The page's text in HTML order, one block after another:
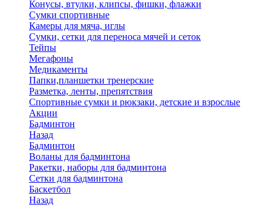
Конусы, втулки, клипсы, фишки, флажки
Сумки спортивные
Камеры для мяча, иглы
Сумки, сетки для переноса мячей и сеток
Тейпы
Мегафоны
Медикаменты
Папки,планшетки тренерские
Разметка, ленты, препятствия
Спортивные сумки и рюкзаки, детские и взрослые
Акции
Бадминтон
Назад
Бадминтон
Воланы для бадминтона
Ракетки, наборы для бадминтона
Сетки для бадминтона
Баскетбол
Назад